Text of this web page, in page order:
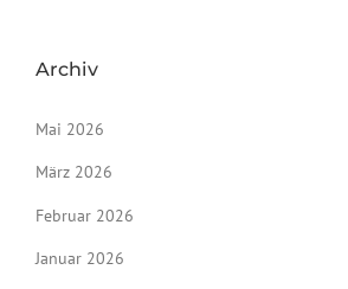
Archiv
Mai 2026
März 2026
Februar 2026
Januar 2026